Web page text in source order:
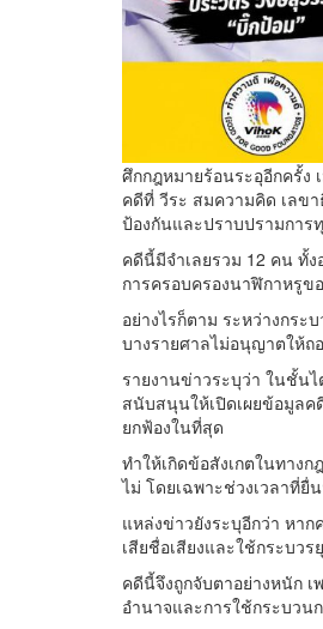
ศึกกฎหมายร้อนระอุอีกครั้ง
คดีที่ วีระ สมความคิด เลข
ป้องกันและปราบปรามกา
คดีนี้มีจำเลยรวม 12 คน ทั้
การครอบครองนาฬิกาหรูข
อย่างไรก็ตาม ระหว่างกร
บางรายศาลไม่อนุญาตให้
รายงานข่าวระบุว่า ในชั้น
สนับสนุนให้เปิดเผยข้อมูล
ยกฟ้องในที่สุด
ทำให้เกิดข้อสังเกตในทาง
ไม่ โดยเฉพาะช่วงเวลาที่
แหล่งข่าวยังระบุอีกว่า หา
เสียชื่อเสียงและใช้กระบว
คดีนี้จึงถูกจับตาอย่างหนัก เ
อำนาจและการใช้กระบวน